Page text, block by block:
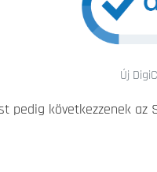
Új
pedig következzenek az